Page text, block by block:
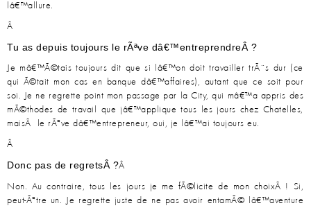
lâ€™allure.
Â
Tu as depuis toujours le rÃªve dâ€™entreprendreÂ ?
Je mâ€™Ã©tais toujours dit que si lâ€™on doit travailler trÃ¨s dur (ce
qui Ã©tait mon cas en banque dâ€™affaires), autant que ce soit pour
soi. Je ne regrette point mon passage par la City, qui mâ€™a appris des
mÃ©thodes de travail que jâ€™applique tous les jours chez Chatelles,
maisÂ le rÃªve dâ€™entrepreneur, oui, je lâ€™ai toujours eu.
Â
Donc pas de regretsÂ ?Â
Non. Au contraire, tous les jours je me fÃ©licite de mon choixÂ ! Si,
peut-Ãªtre un. Je regrette juste de ne pas avoir entamÃ© lâ€™aventure